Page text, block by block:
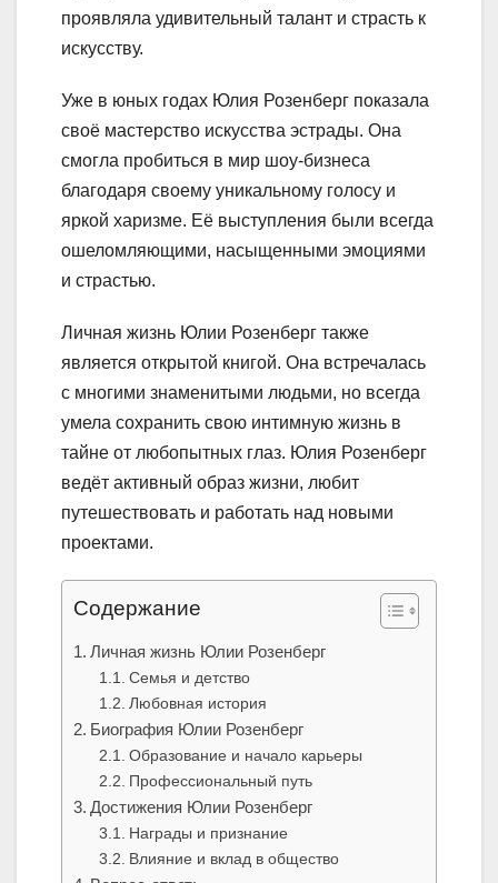
проявляла удивительный талант и страсть к
искусству.
Уже в юных годах Юлия Розенберг показала
своё мастерство искусства эстрады. Она
смогла пробиться в мир шоу-бизнеса
благодаря своему уникальному голосу и
яркой харизме. Её выступления были всегда
ошеломляющими, насыщенными эмоциями
и страстью.
Личная жизнь Юлии Розенберг также
является открытой книгой. Она встречалась
с многими знаменитыми людьми, но всегда
умела сохранить свою интимную жизнь в
тайне от любопытных глаз. Юлия Розенберг
ведёт активный образ жизни, любит
путешествовать и работать над новыми
проектами.
Содержание
Личная жизнь Юлии Розенберг
Семья и детство
Любовная история
Биография Юлии Розенберг
Образование и начало карьеры
Профессиональный путь
Достижения Юлии Розенберг
Награды и признание
Влияние и вклад в общество